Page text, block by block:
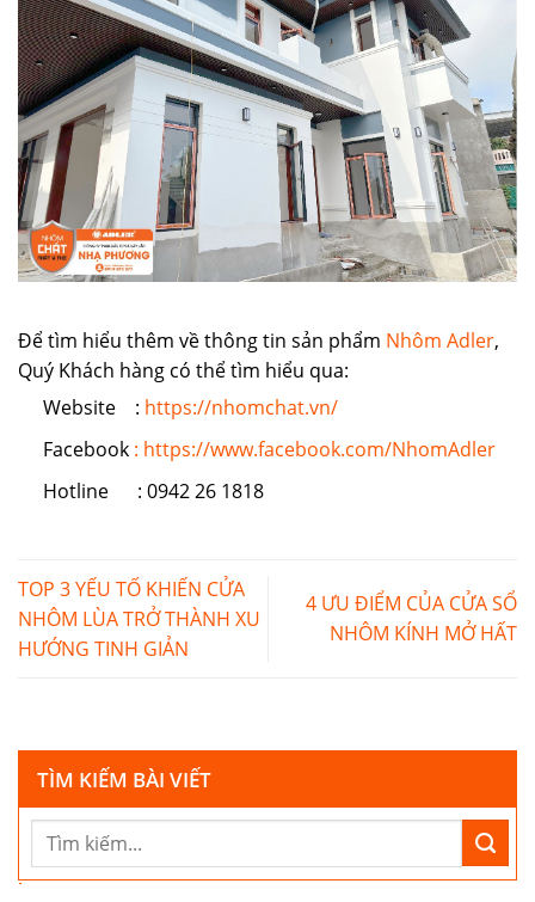
Để tìm hiểu thêm về thông tin sản phẩm Nhôm Adler,
Quý Khách hàng có thể tìm hiểu qua:
Website : https://nhomchat.vn/
Facebook : https://www.facebook.com/NhomAdler
Hotline : 0942 26 1818
TOP 3 YẾU TỐ KHIẾN CỬA
NHÔM LÙA TRỞ THÀNH XU
HƯỚNG TINH GIẢN
4 ƯU ĐIỂM CỦA CỬA SỔ
NHÔM KÍNH MỞ HẤT
TÌM KIẾM BÀI VIẾT